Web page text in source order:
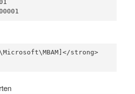
strong>